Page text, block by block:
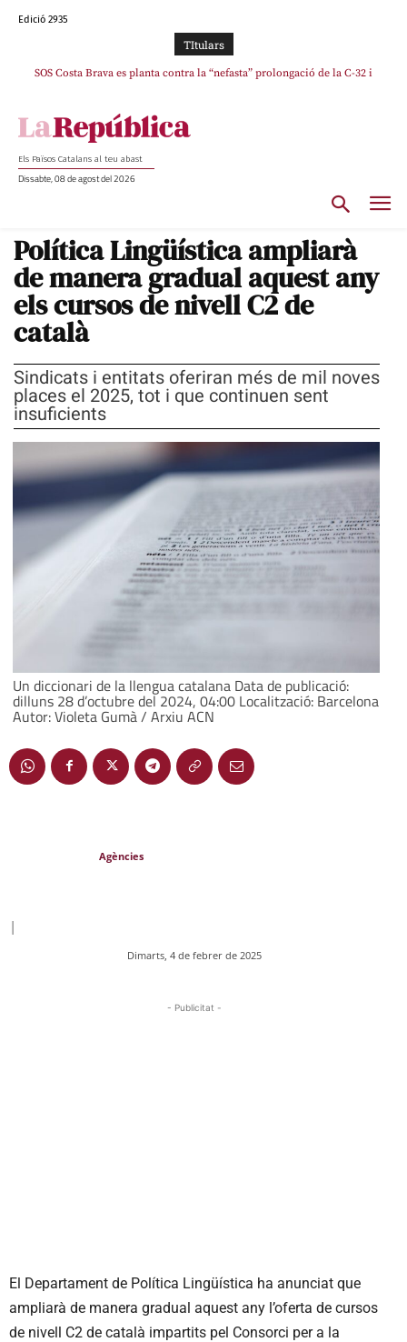
Edició 2935
TItulars
SOS Costa Brava es planta contra la “nefasta” prolongació de la C-32 i
Els Països Catalans al teu abast
Dissabte, 08 de agost del 2026
Política Lingüística ampliarà
de manera gradual aquest any
els cursos de nivell C2 de
català
Sindicats i entitats oferiran més de mil noves
places el 2025, tot i que continuen sent
insuficients
Un diccionari de la llengua catalana Data de publicació:
dilluns 28 d’octubre del 2024, 04:00 Localització: Barcelona
Autor: Violeta Gumà / Arxiu ACN
Agències
|
Dimarts, 4 de febrer de 2025
- Publicitat -
El Departament de Política Lingüística ha anunciat que
ampliarà de manera gradual aquest any l’oferta de cursos
de nivell C2 de català impartits pel Consorci per a la